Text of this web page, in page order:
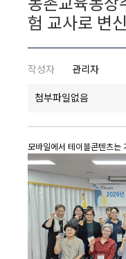
험 교사로 변
작성자 관리자
첨부파일없음